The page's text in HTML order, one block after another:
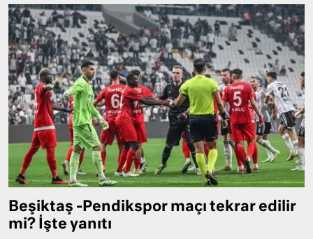
Beşiktaş -Pendikspor maçı tekrar edilir
mi? İşte yanıtı